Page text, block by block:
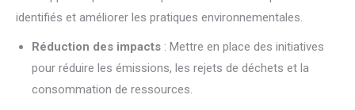
identifiés et améliorer les pratiques environnementales.
Réduction des impacts : Mettre en place des initiatives
pour réduire les émissions, les rejets de déchets et la
consommation de ressources.